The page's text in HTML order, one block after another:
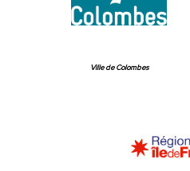
Ville de Colombes